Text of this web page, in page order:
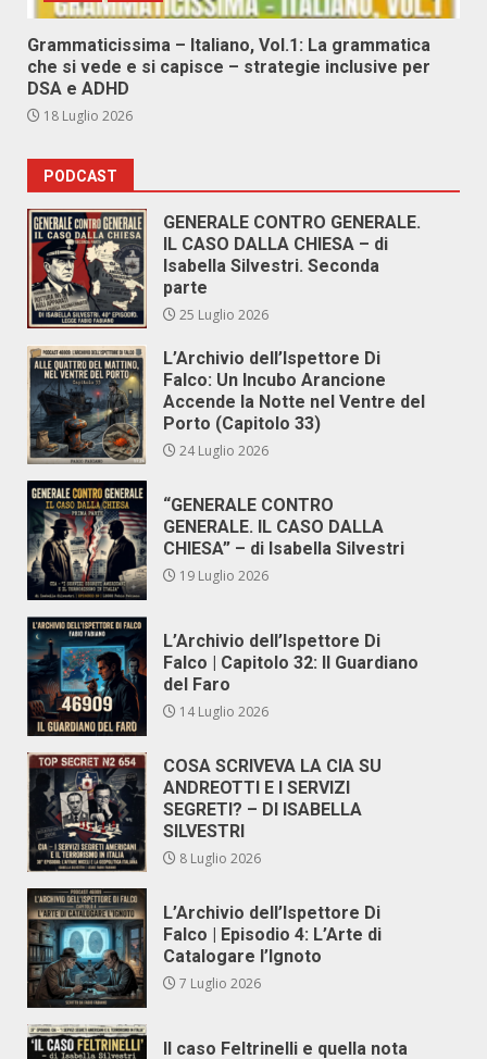
Grammaticissima – Italiano, Vol.1: La grammatica
che si vede e si capisce – strategie inclusive per
DSA e ADHD
18 Luglio 2026
PODCAST
GENERALE CONTRO GENERALE.
IL CASO DALLA CHIESA – di
Isabella Silvestri. Seconda
parte
25 Luglio 2026
L’Archivio dell’Ispettore Di
Falco: Un Incubo Arancione
Accende la Notte nel Ventre del
Porto (Capitolo 33)
24 Luglio 2026
“GENERALE CONTRO
GENERALE. IL CASO DALLA
CHIESA” – di Isabella Silvestri
19 Luglio 2026
L’Archivio dell’Ispettore Di
Falco | Capitolo 32: Il Guardiano
del Faro
14 Luglio 2026
COSA SCRIVEVA LA CIA SU
ANDREOTTI E I SERVIZI
SEGRETI? – DI ISABELLA
SILVESTRI
8 Luglio 2026
L’Archivio dell’Ispettore Di
Falco | Episodio 4: L’Arte di
Catalogare l’Ignoto
7 Luglio 2026
Il caso Feltrinelli e quella nota